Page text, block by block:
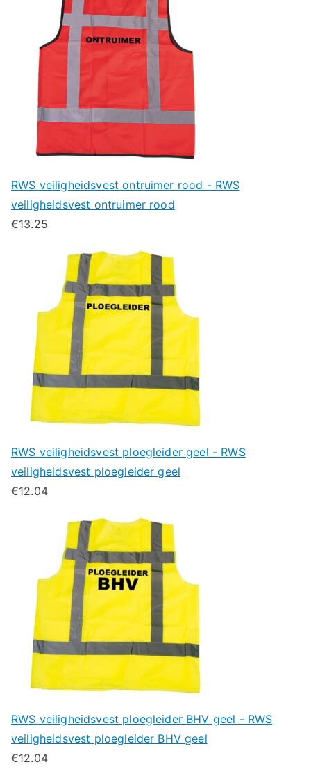
RWS veiligheidsvest ontruimer rood - RWS
veiligheidsvest ontruimer rood
€13.25
RWS veiligheidsvest ploegleider geel - RWS
veiligheidsvest ploegleider geel
€12.04
RWS veiligheidsvest ploegleider BHV geel - RWS
veiligheidsvest ploegleider BHV geel
€12.04